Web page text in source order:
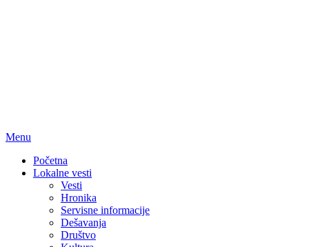
Menu
Početna
Lokalne vesti
Vesti
Hronika
Servisne informacije
Dešavanja
Društvo